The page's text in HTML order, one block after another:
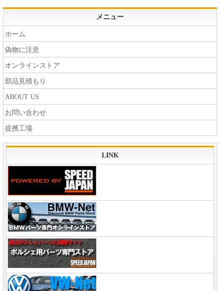
メニュー
ホーム
偽物に注意
オンラインストア
部品見積もり
ABOUT US
お問い合わせ
提携工場
LINK